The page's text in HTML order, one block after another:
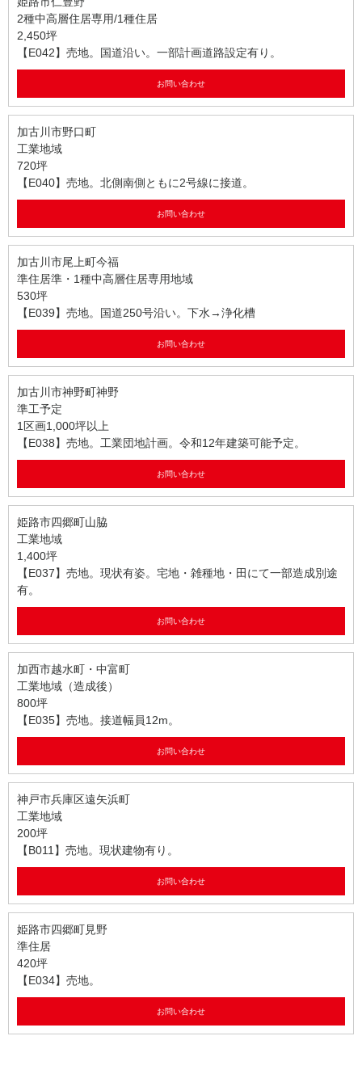
2種中高層住居専用/1種住居
2,450坪
【E042】売地。国道沿い。一部計画道路設定有り。
お問い合わせ
加古川市野口町
工業地域
720坪
【E040】売地。北側南側ともに2号線に接道。
お問い合わせ
加古川市尾上町今福
準住居準・1種中高層住居専用地域
530坪
【E039】売地。国道250号沿い。下水→浄化槽
お問い合わせ
加古川市神野町神野
準工予定
1区画1,000坪以上
【E038】売地。工業団地計画。令和12年建築可能予定。
お問い合わせ
姫路市四郷町山脇
工業地域
1,400坪
【E037】売地。現状有姿。宅地・雑種地・田にて一部造成別途
有。
お問い合わせ
加西市越水町・中富町
工業地域（造成後）
800坪
【E035】売地。接道幅員12m。
お問い合わせ
神戸市兵庫区遠矢浜町
工業地域
200坪
【B011】売地。現状建物有り。
お問い合わせ
姫路市四郷町見野
準住居
420坪
【E034】売地。
お問い合わせ